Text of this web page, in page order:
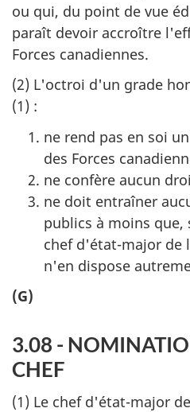
ou qui, du point de vue
paraît devoir accroître
Forces canadiennes.
(2) L'octroi d'un grade
(1) :
ne rend pas en soi
des Forces
ne confère aucun
ne doit entraîner
publics à moins
chef d'état-major de
n'en dispose
(G)
3.08 -
CHEF
(1) Le chef d'état-major